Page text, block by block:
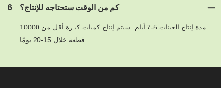
6 كم من الوقت ستحتاجه للإنتاج؟
مدة إنتاج العينات 5-7 أيام. سيتم إنتاج كميات كبيرة أقل من 10000